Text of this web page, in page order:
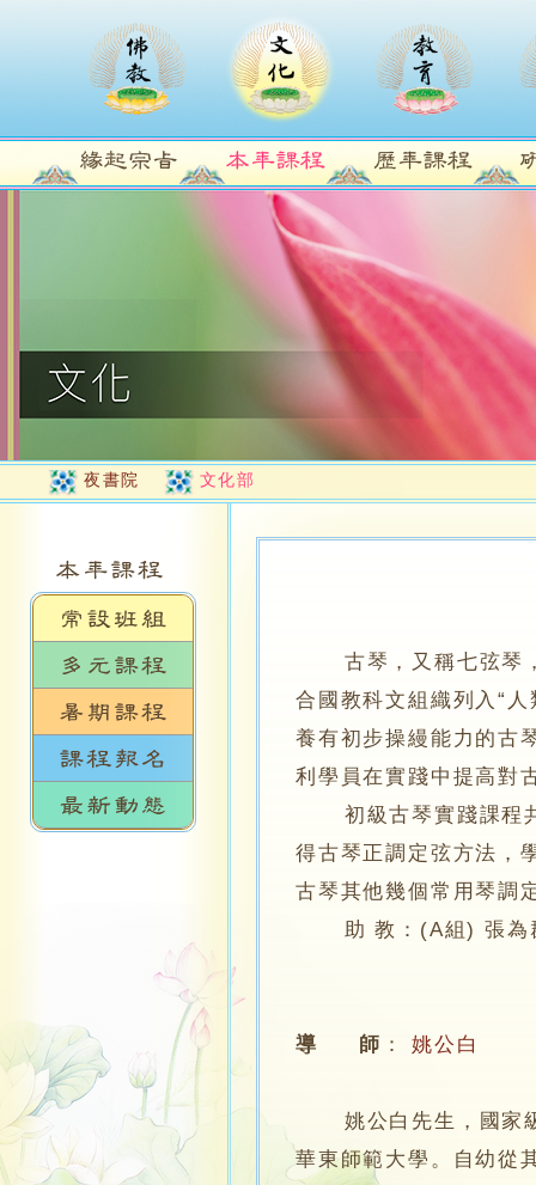
夜書院 文化部
古琴，又稱七弦琴，
合國教科文組織列入“
養有初步操縵能力的古
利學員在實踐中提高對
初級古琴實踐課程共
得古琴正調定弦方法，
古琴其他幾個常用琴調
助 教：(A組) 張為群
導 師 ： 姚公白
姚公白先生，國家級
華東師範大學。自幼從